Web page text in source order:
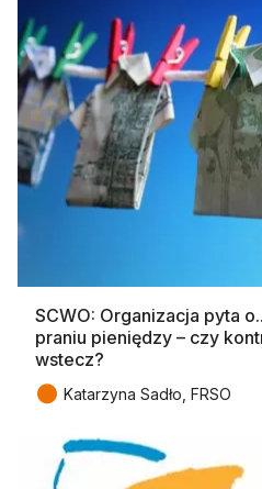
SCWO: Organizacja pyta
praniu pieniędzy – czy
wstecz?
● Katarzyna Sadło, FRSO